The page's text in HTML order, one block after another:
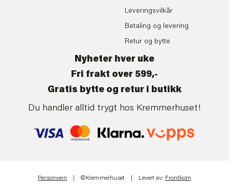
Leveringsvilkår
Betaling og levering
Retur og bytte
Nyheter hver uke
Fri frakt over 599,-
Gratis bytte og retur i butikk
Du handler alltid trygt hos Kremmerhuset!
Personvern | ©Kremmerhuset | Levert av: Frontkom